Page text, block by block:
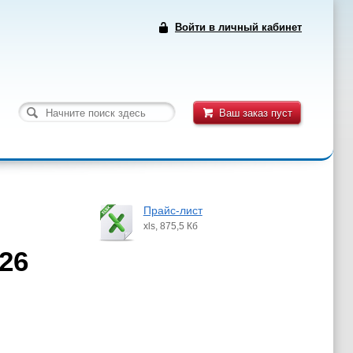
Войти в личный кабинет
Ваш заказ пуст
Прайс-лист
xls, 875,5 Кб